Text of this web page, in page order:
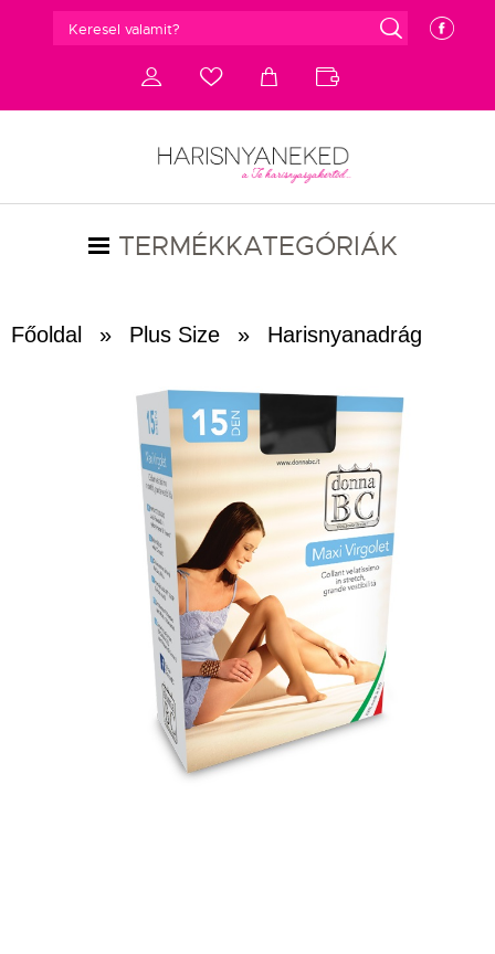
e g
d c a b
TERMÉKKATEGÓRIÁK
Főoldal » Plus Size » Harisnyanadrág